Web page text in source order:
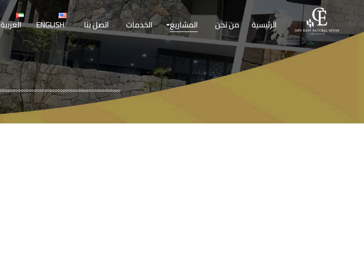
الرئيسية من نحن المشاريع الخدمات اتصل بنا ENGLISH العربية